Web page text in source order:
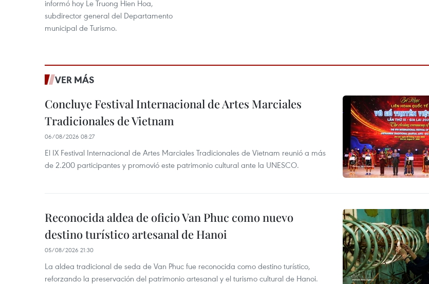
informó hoy Le Truong Hien Hoa,
subdirector general del Departamento
municipal de Turismo.
VER MÁS
Concluye Festival Internacional de Artes Marciales
Tradicionales de Vietnam
06/08/2026 08:27
El IX Festival Internacional de Artes Marciales Tradicionales de Vietnam reunió a más
de 2.200 participantes y promovió este patrimonio cultural ante la UNESCO.
Reconocida aldea de oficio Van Phuc como nuevo
destino turístico artesanal de Hanoi
05/08/2026 21:30
La aldea tradicional de seda de Van Phuc fue reconocida como destino turístico,
reforzando la preservación del patrimonio artesanal y el turismo cultural de Hanoi.